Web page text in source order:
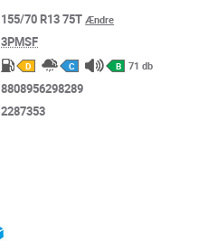
155/70 R13 75TÆndre
3PMSF
D C B 71 db
8808956298289
2287353